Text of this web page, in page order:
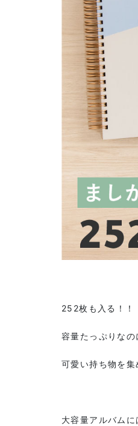
252枚も入る！！
容量たっぷりな
可愛い持ち物を集
大容量アルバムに